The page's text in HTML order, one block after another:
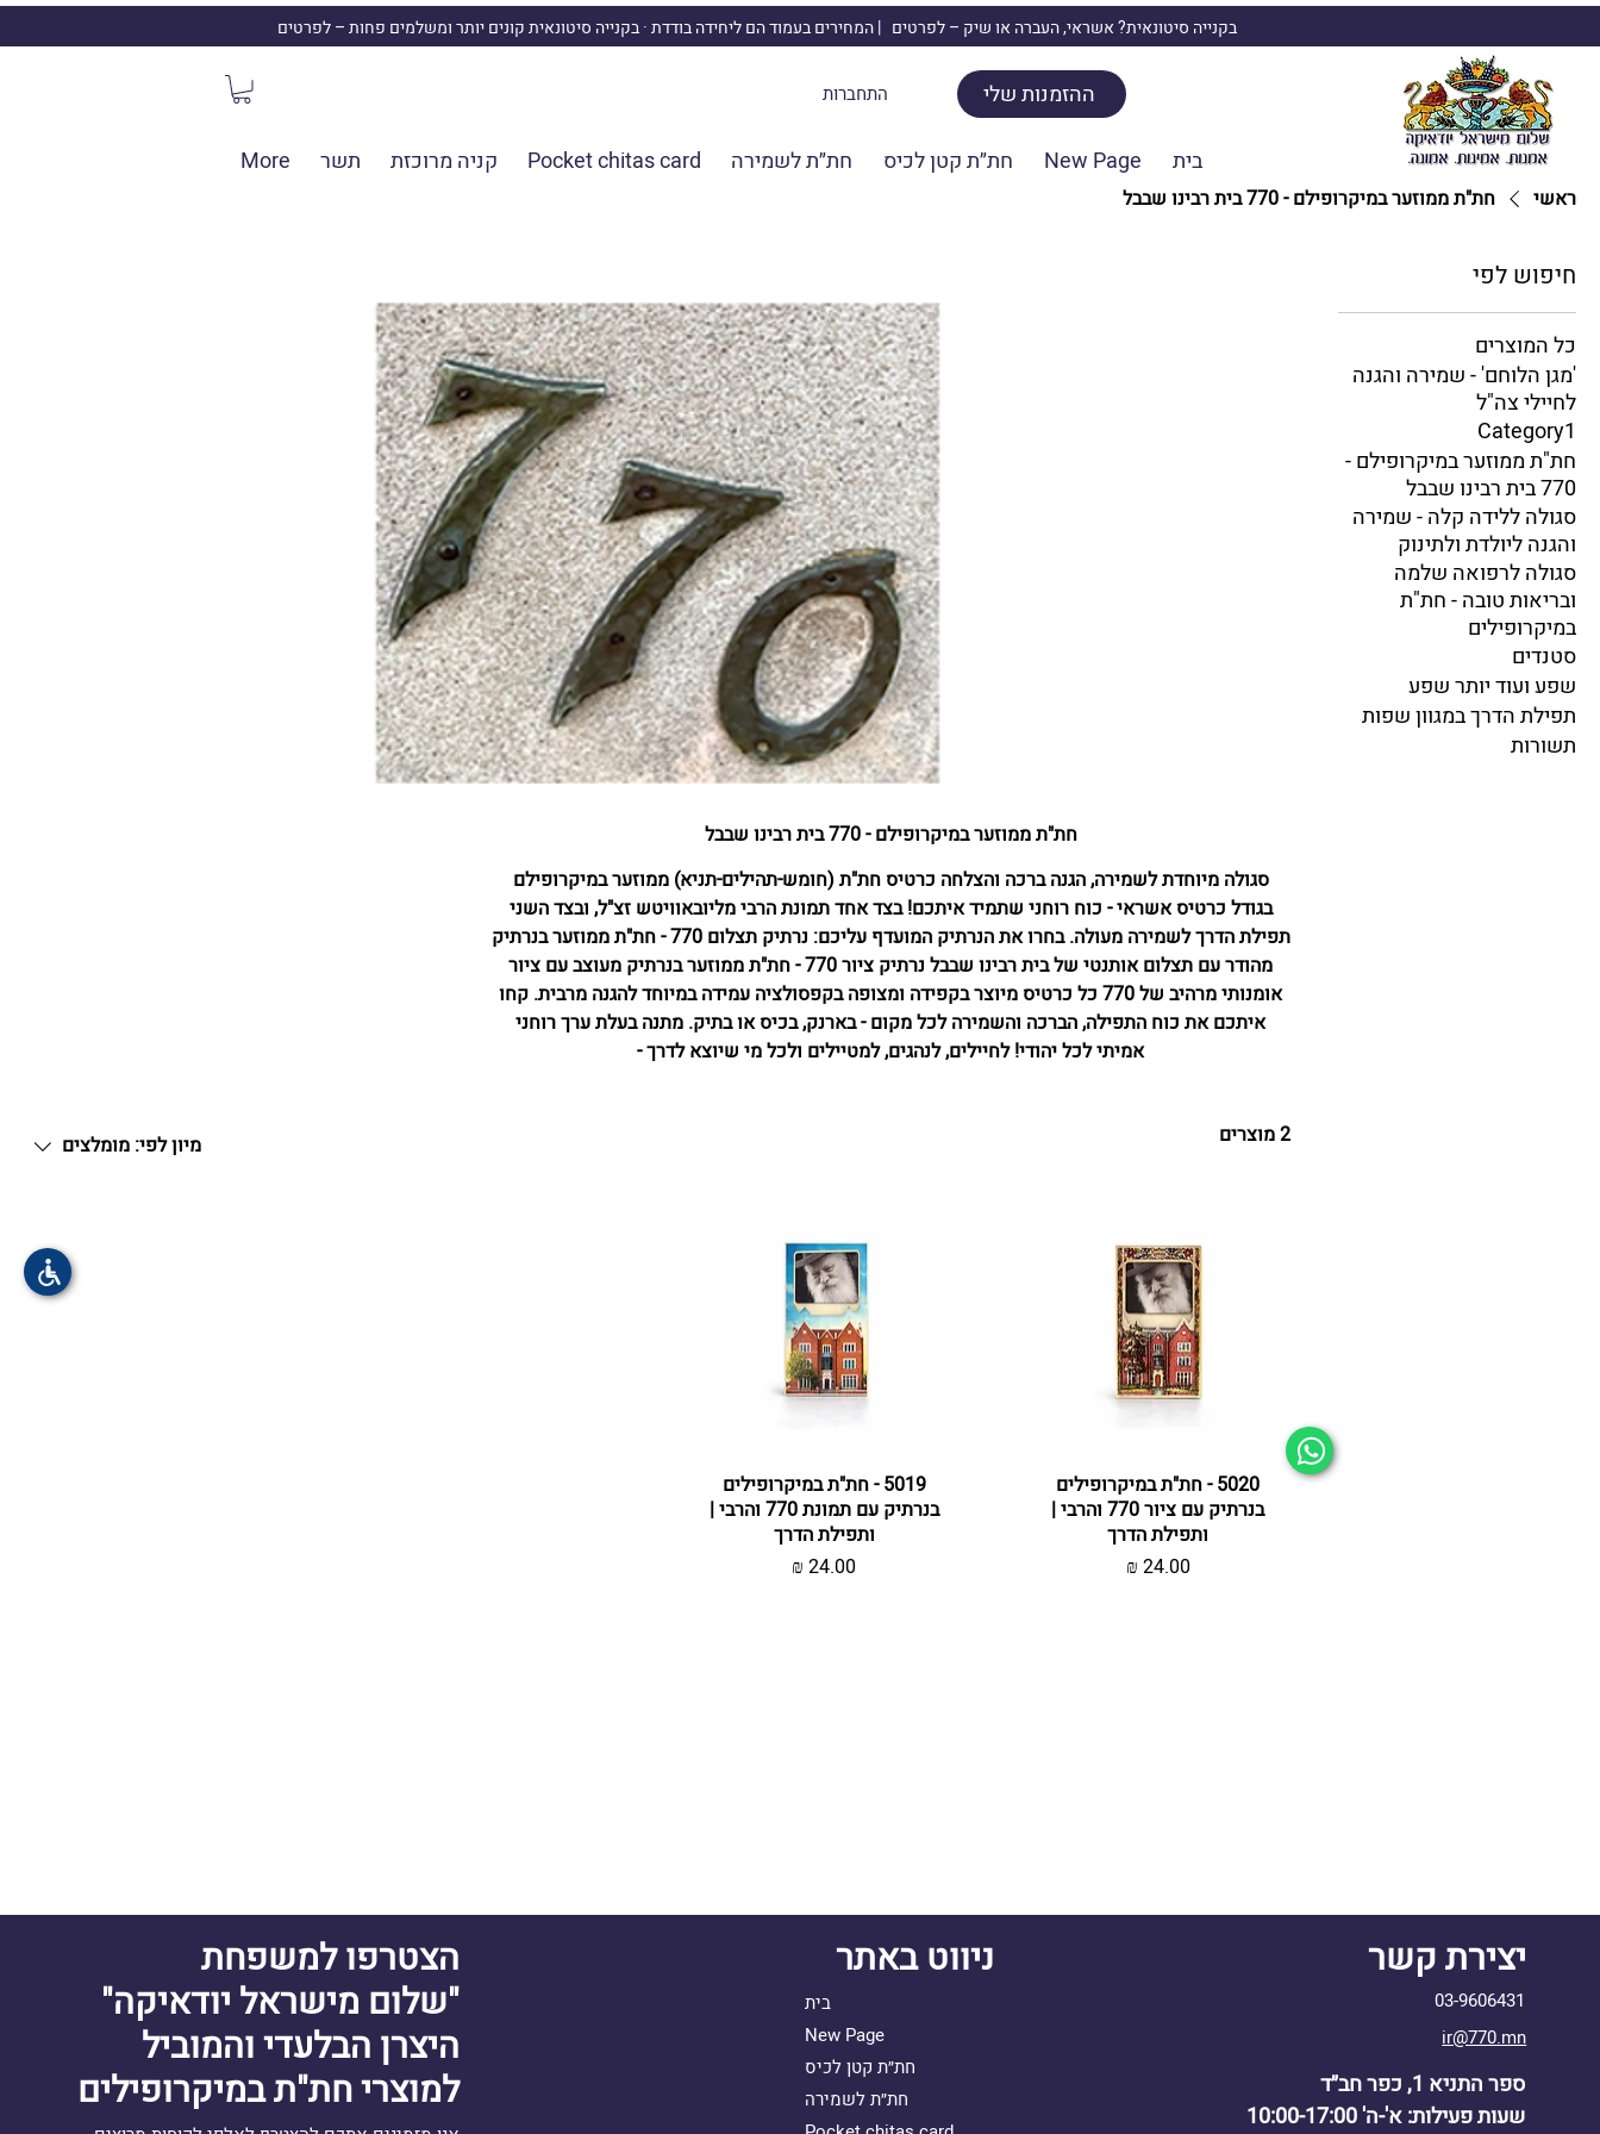
בקנייה סיטונאית? אשראי, העברה או שיק –לפרטים | המחירים בעמוד הם ליחידה בודדת · בקנייה סיטונאית קונים יותר ומשלמים פחות – לפרטים
התחברות ההזמנות שלי
בית New Page חת״ת קטן לכיס חת״ת לשמירה Pocket chitas card קניה מרוכזת תשר More
ראשי חת"ת ממוזער במיקרופילם - 770 בית רבינו שבבל
חיפוש לפי
כל המוצרים
'מגן הלוחם' - שמירה והגנה
לחיילי צה"ל
Category1
חת"ת ממוזער במיקרופילם -
770 בית רבינו שבבל
סגולה ללידה קלה - שמירה
והגנה ליולדת ולתינוק
סגולה לרפואה שלמה
ובריאות טובה - חת"ת
במיקרופילים
סטנדים
שפע ועוד יותר שפע
תפילת הדרך במגוון שפות
תשורות
חת"ת ממוזער במיקרופילם - 770 בית רבינו שבבל
סגולה מיוחדת לשמירה, הגנה ברכה והצלחה כרטיס חת"ת (חומש-תהילים-תניא) ממוזער במיקרופילם
בגודל כרטיס אשראי - כוח רוחני שתמיד איתכם! בצד אחד תמונת הרבי מליובאוויטש זצ"ל, ובצד השני
תפילת הדרך לשמירה מעולה. בחרו את הנרתיק המועדף עליכם: נרתיק תצלום 770 - חת"ת ממוזער בנרתיק
מהודר עם תצלום אותנטי של בית רבינו שבבל נרתיק ציור 770 - חת"ת ממוזער בנרתיק מעוצב עם ציור
אומנותי מרהיב של 770 כל כרטיס מיוצר בקפידה ומצופה בקפסולציה עמידה במיוחד להגנה מרבית. קחו
איתכם את כוח התפילה, הברכה והשמירה לכל מקום - בארנק, בכיס או בתיק. מתנה בעלת ערך רוחני
אמיתי לכל יהודי! לחיילים, לנהגים, למטיילים ולכל מי שיוצא לדרך -
2 מוצרים מיון לפי: מומלצים
תצוגה מהירה
5020 - חת"ת במיקרופילים
בנרתיק עם ציור 770 והרבי |
ותפילת הדרך
מחיר
תצוגה מהירה
5019 - חת"ת במיקרופילים
בנרתיק עם תמונת 770 והרבי |
ותפילת הדרך
מחיר
הצטרפו למשפחת
"שלום מישראל יודאיקה"
היצרן הבלעדי והמוביל
למוצרי חת"ת במיקרופילים
ניווט באתר
בית
New Page
חת״ת קטן לכיס
חת״ת לשמירה
יצירת קשר
03-9606431
ir@770.mn
ספר התניא 1, כפר חב״ד
שעות פעילות: א'-ה' 10:00-17:00